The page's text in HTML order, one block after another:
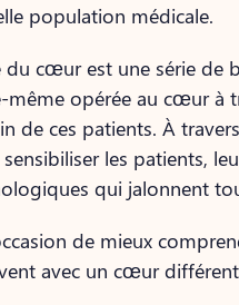
population médicale.
du cœur est une série de
même opérée au cœur à
de ces patients. À
sensibiliser les patients,
qui jalonnent
de mieux
avec un cœur